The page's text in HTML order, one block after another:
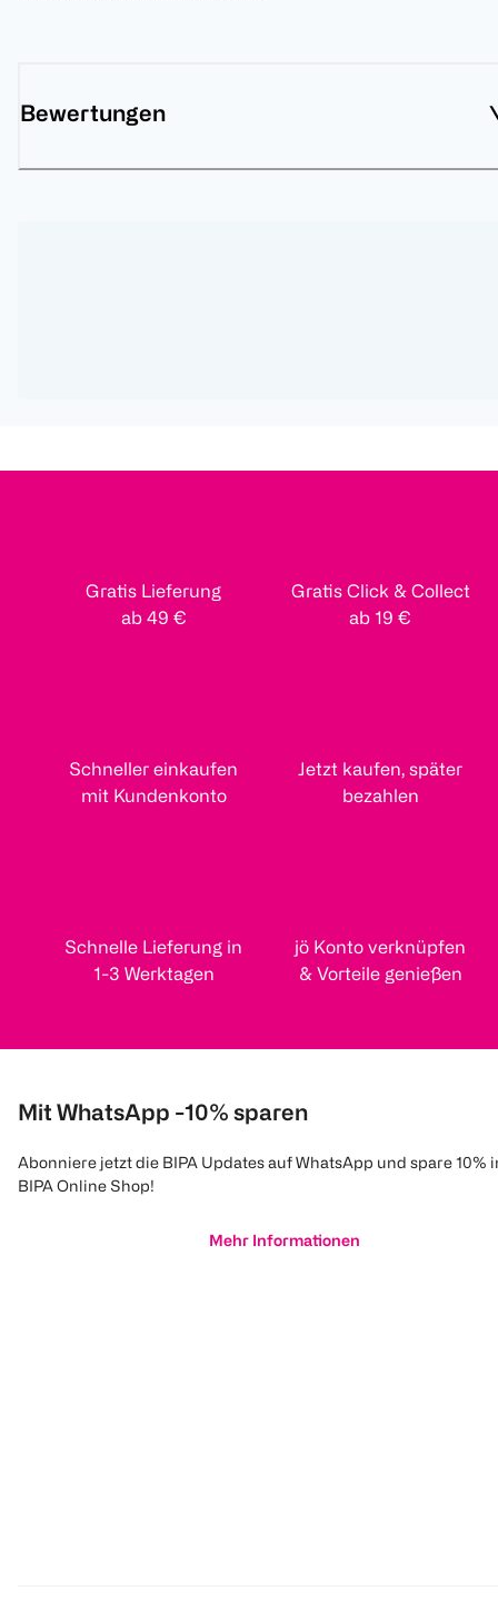
Bewertungen
Gratis Lieferung
ab 49 €
Gratis Click & Collect
ab 19 €
Schneller einkaufen
mit Kundenkonto
Jetzt kaufen, später
bezahlen
Schnelle Lieferung in
1-3 Werktagen
jö Konto verknüpfen
& Vorteile genießen
Mit WhatsApp -10% sparen
Abonniere jetzt die BIPA Updates auf WhatsApp und spare 10%
BIPA Online Shop!
Mehr Informationen